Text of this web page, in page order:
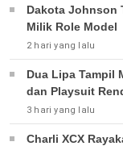
Dakota Johnson
Milik Role Model
2 hari yang lalu
Dua Lipa Tampil
dan Playsuit
3 hari yang lalu
Charli XCX